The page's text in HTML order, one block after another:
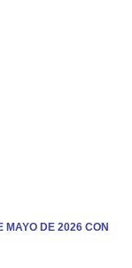
MAYO DE 2026 CON